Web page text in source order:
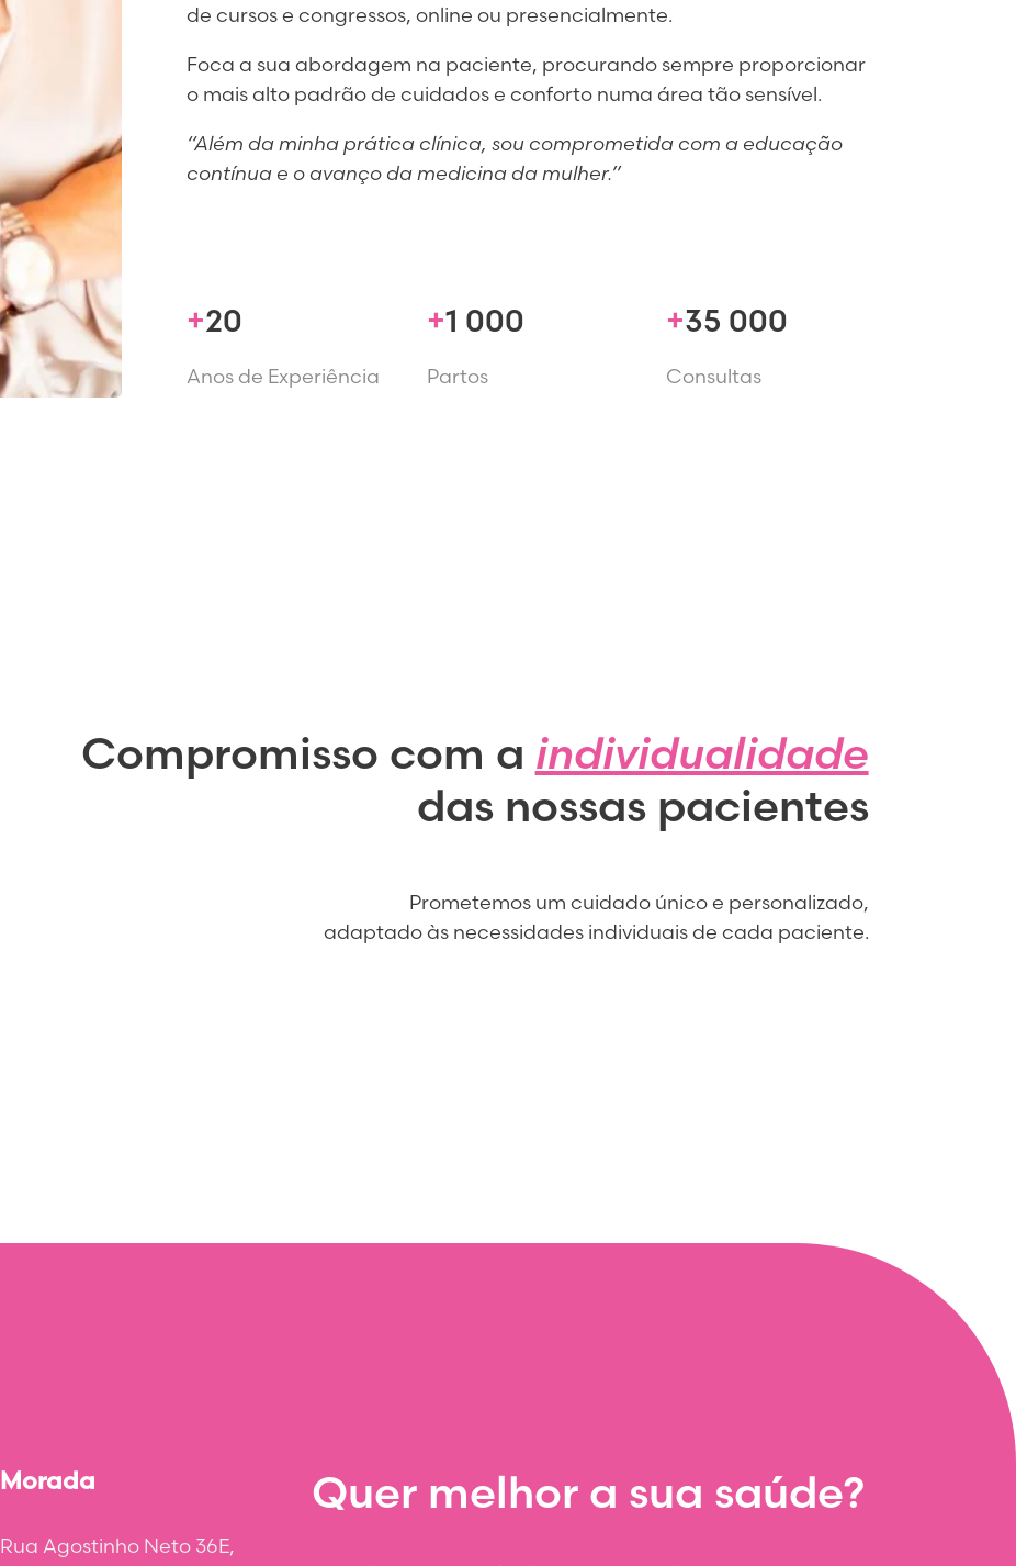
de cursos e congressos, online ou presencialmente.
Foca a sua abordagem na paciente, procurando sempre proporcionar
o mais alto padrão de cuidados e conforto numa área tão sensível.
“Além da minha prática clínica, sou comprometida com a educação
contínua e o avanço da medicina da mulher.”
20
Anos de Experiência
1 000
Partos
35 000
Consultas
Compromisso com a individualidade
das nossas pacientes
Prometemos um cuidado único e personalizado,
adaptado às necessidades individuais de cada paciente.
Morada
Rua Agostinho Neto 36E,
Quer melhor a sua saúde?